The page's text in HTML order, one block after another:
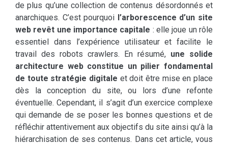
de plus qu’une collection de contenus désordonnés et
anarchiques. C’est pourquoi l’arborescence d’un site
web revêt une importance capitale : elle joue un rôle
essentiel dans l’expérience utilisateur et facilite le
travail des robots crawlers. En résumé, une solide
architecture web constitue un pilier fondamental
de toute stratégie digitale et doit être mise en place
dès la conception du site, ou lors d’une refonte
éventuelle. Cependant, il s’agit d’un exercice complexe
qui demande de se poser les bonnes questions et de
réfléchir attentivement aux objectifs du site ainsi qu’à la
hiérarchisation de ses contenus. Dans cet article, vous